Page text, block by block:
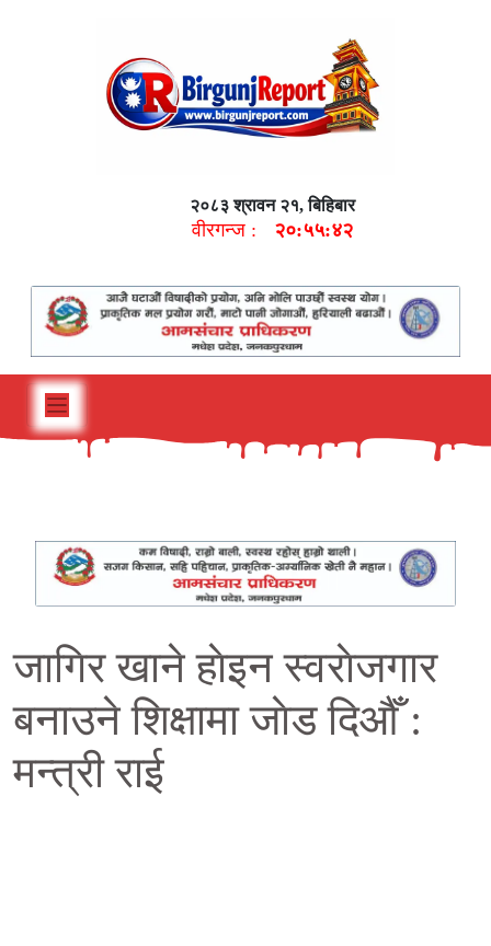
२०८३ श्रावन २१, बिहिबार
वीरगन्ज : २०:५५:४३
जागिर खाने हाेइन स्वराेजगार
बनाउने शिक्षामा जाेड दिऔँ :
मन्त्री राई